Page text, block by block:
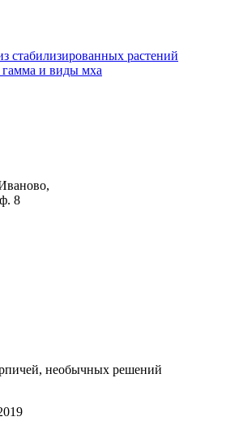
стабилизированных растений
гамма и виды мха
8
необычных решений